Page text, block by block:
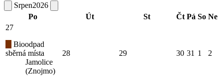
Srpen2026
Po
Út St Čt Pá So Ne
27
Bioodpad
sběrná místa
Jamolice
(Znojmo)
28 29 30 31 1 2